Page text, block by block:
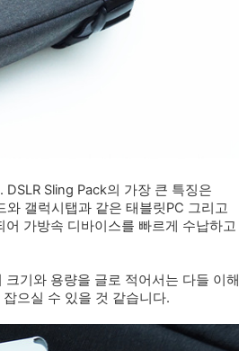
Sling Pack의 가장 큰 특징은
와 갤럭시탭과 같은 태블릿PC 그리고
가방속 디바이스를 빠르게 수납하고
기와 용량을 글로 적어서는 다들 이해
으실 수 있을 것 같습니다.